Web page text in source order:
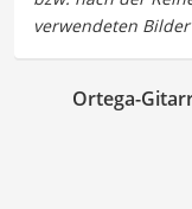
Ortega-